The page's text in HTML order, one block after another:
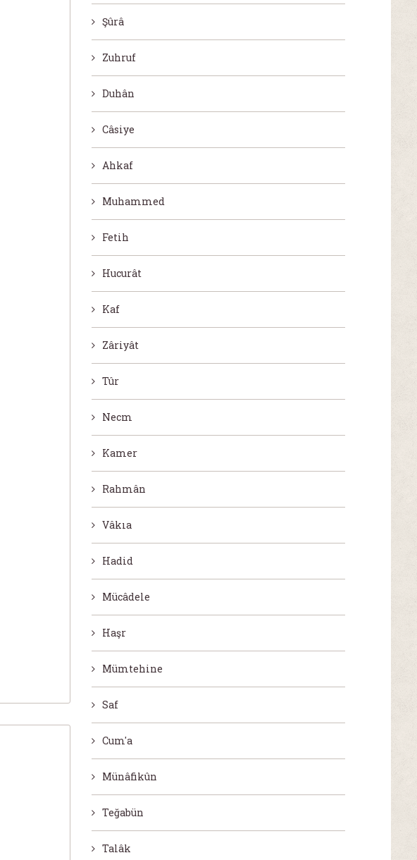
Şûrâ
Zuhruf
Duhân
Câsiye
Ahkaf
Muhammed
Fetih
Hucurât
Kaf
Zâriyât
Tûr
Necm
Kamer
Rahmân
Vâkıa
Hadid
Mücâdele
Haşr
Mümtehine
Saf
Cum'a
Münâfikûn
Teğabün
Talâk